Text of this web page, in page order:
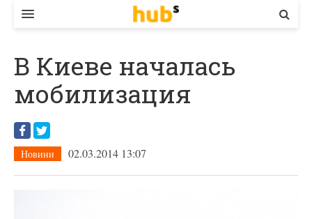
ЕКОНОМІКА
БІЗНЕС
СТАРТЕР
КОНТАКТИ
В Киеве началась
мобилизация
Новини 02.03.2014 13:07